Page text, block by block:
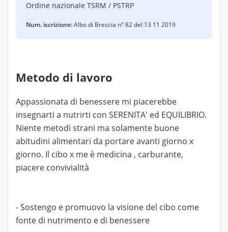
Ordine nazionale TSRM / PSTRP
Num. iscrizione:Albo di Brescia n° 82 del 13 11 2019
Metodo di lavoro
Appassionata di benessere mi piacerebbe
insegnarti a nutrirti con SERENITA' ed EQUILIBRIO.
Niente metodi strani ma solamente buone
abitudini alimentari da portare avanti giorno x
giorno. Il cibo x me è medicina , carburante,
piacere convivialità
- Sostengo e promuovo la visione del cibo come
fonte di nutrimento e di benessere